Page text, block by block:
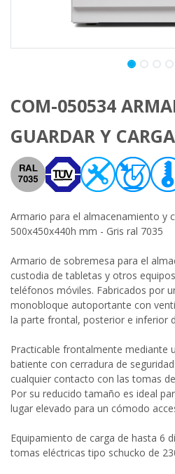
COM-050534
GUARDAR Y
Armario para el almacenamiento y
500x450x440h mm - Gris ral 7035
Armario de sobremesa para el
custodia de tabletas y otros
teléfonos móviles. Fabricados por
monobloque autoportante con
la parte frontal, posterior e inferior
Practicable frontalmente mediante
batiente con cerradura de
cualquier contacto con las tomas
Por su reducido tamaño es ideal
lugar elevado para un cómodo
Equipamiento de carga de hasta 6
tomas eléctricas tipo schucko de